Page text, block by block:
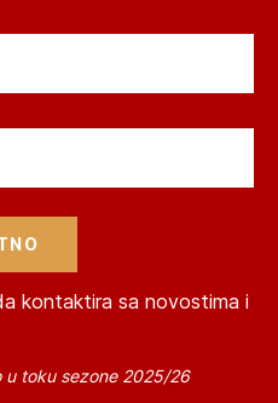
kontaktira sa novostima i
u toku sezone 2025/26